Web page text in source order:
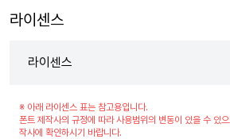
라이센스
라이센스
※ 아래 라이센스 표는 참고용입니다.
폰트 제작사의 규정에 따라 사용범위의 변동이 있을 수 있
작사에 확인하시기 바랍니다.